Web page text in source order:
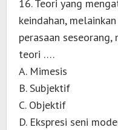
16. Teori yang
keindahan,
perasaan
teori ….
A. Mimesis
B. Subjektif
C. Objektif
D. Ekspresi seni